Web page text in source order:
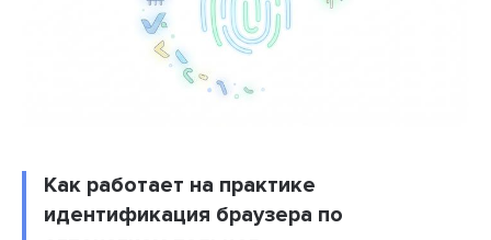
Как работает на практике
идентификация браузера по